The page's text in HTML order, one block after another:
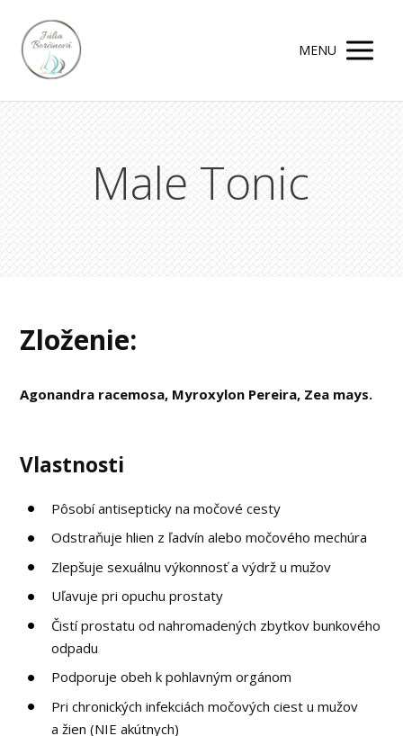
MENU
Male Tonic
Zloženie:
Agonandra racemosa, Myroxylon Pereira, Zea mays.
Vlastnosti
Pôsobí antisepticky na močové cesty
Odstraňuje hlien z ľadvín alebo močového mechúra
Zlepšuje sexuálnu výkonnosť a výdrž u mužov
Uľavuje pri opuchu prostaty
Čistí prostatu od nahromadených zbytkov bunkového
odpadu
Podporuje obeh k pohlavným orgánom
Pri chronických infekciách močových ciest u mužov
a žien (NIE akútnych)